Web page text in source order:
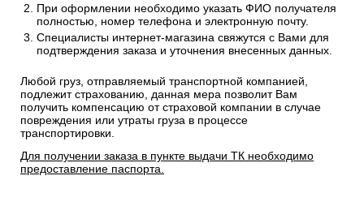
При оформлении необходимо указать ФИО получателя
полностью, номер телефона и электронную почту.
Специалисты интернет-магазина свяжутся с Вами для
подтверждения заказа и уточнения внесенных данных.
Любой груз, отправляемый транспортной компанией,
подлежит страхованию, данная мера позволит Вам
получить компенсацию от страховой компании в случае
повреждения или утраты груза в процессе
транспортировки.
Для получении заказа в пункте выдачи ТК необходимо
предоставление паспорта.